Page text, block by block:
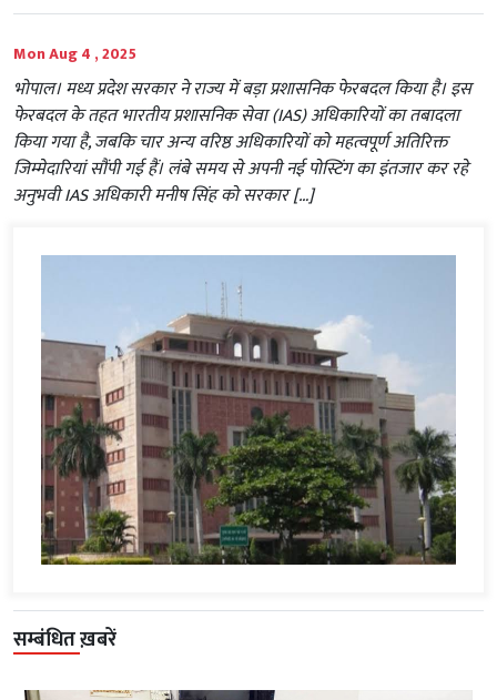
Mon Aug 4 , 2025
भोपाल। मध्य प्रदेश सरकार ने राज्य में बड़ा प्रशासनिक फेरबदल किया है। इस
फेरबदल के तहत भारतीय प्रशासनिक सेवा (IAS) अधिकारियों का तबादला
किया गया है, जबकि चार अन्य वरिष्ठ अधिकारियों को महत्वपूर्ण अतिरिक्त
जिम्मेदारियां सौंपी गई हैं। लंबे समय से अपनी नई पोस्टिंग का इंतजार कर रहे
अनुभवी IAS अधिकारी मनीष सिंह को सरकार […]
सम्बंधित ख़बरें